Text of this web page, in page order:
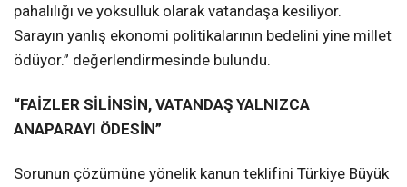
pahalılığı ve yoksulluk olarak vatandaşa kesiliyor.
Sarayın yanlış ekonomi politikalarının bedelini yine millet
ödüyor.” değerlendirmesinde bulundu.
“FAİZLER SİLİNSİN, VATANDAŞ YALNIZCA
ANAPARAYI ÖDESİN”
Sorunun çözümüne yönelik kanun teklifini Türkiye Büyük